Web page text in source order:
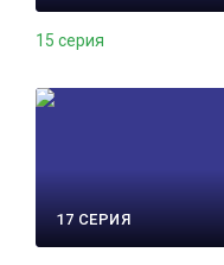
15 серия
17 СЕРИЯ